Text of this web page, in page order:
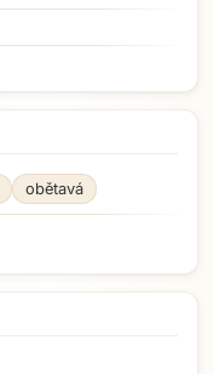
obětavá